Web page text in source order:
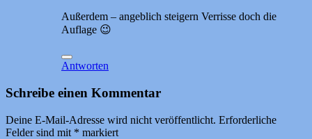
Außerdem – angeblich steigern Verrisse doch die
Auflage 😉
Antworten
Schreibe einen Kommentar
Deine E-Mail-Adresse wird nicht veröffentlicht. Erforderliche
Felder sind mit * markiert